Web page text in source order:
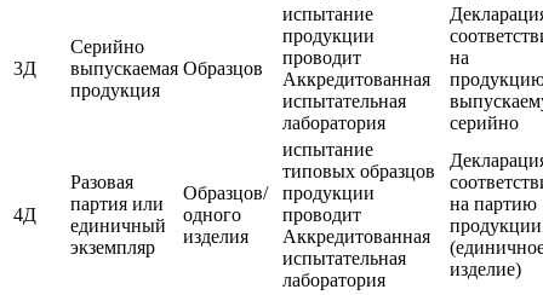
3Д
Серийно
выпускаемая
продукция
Образцов
испытание
продукции
проводит
Аккредитованная
испытательная
лаборатория
на
серийно
4Д
Разовая
партия или
единичный
экземпляр
Образцов/
одного
изделия
испытание
типовых образцов
продукции
проводит
Аккредитованная
испытательная
лаборатория
на партию
продукции
изделие)